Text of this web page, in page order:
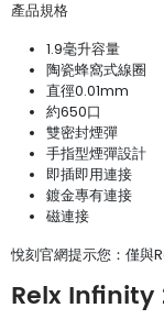
產品規格
1.9毫升容量
陶瓷蜂窩式線圈
直徑0.01mm
約650口
雙密封煙彈
手指型煙彈設計
即插即用連接
鍍金專有連接
磁連接
悅刻官網提示您：僅與
Relx Infinity